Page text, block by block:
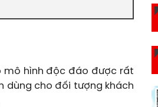
mô hình độc đáo được rất
dùng cho đối tượng khách